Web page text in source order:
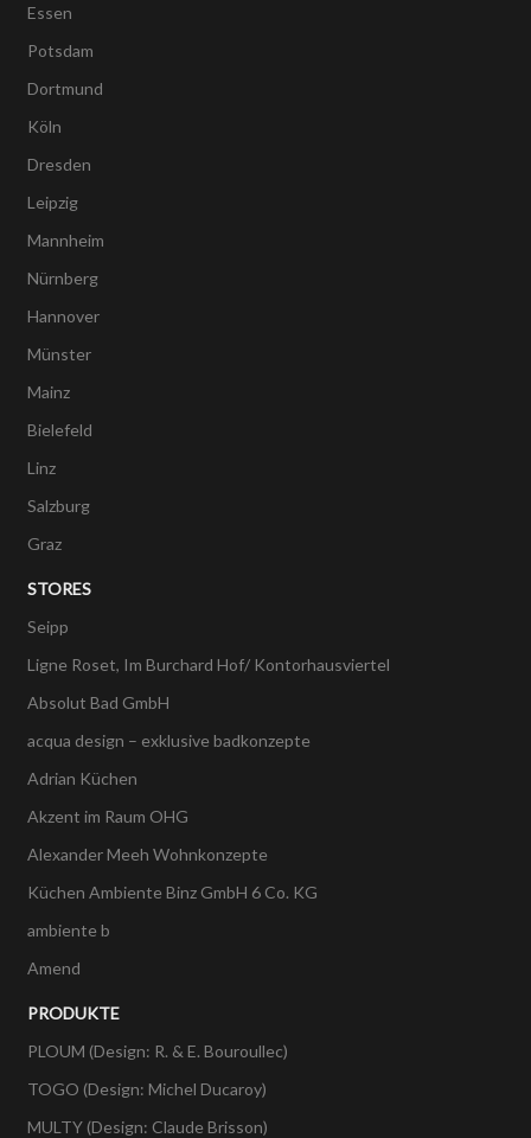
Essen
Potsdam
Dortmund
Köln
Dresden
Leipzig
Mannheim
Nürnberg
Hannover
Münster
Mainz
Bielefeld
Linz
Salzburg
Graz
STORES
Seipp
Ligne Roset, Im Burchard Hof/ Kontorhausviertel
Absolut Bad GmbH
acqua design – exklusive badkonzepte
Adrian Küchen
Akzent im Raum OHG
Alexander Meeh Wohnkonzepte
Küchen Ambiente Binz GmbH 6 Co. KG
ambiente b
Amend
PRODUKTE
PLOUM (Design: R. & E. Bouroullec)
TOGO (Design: Michel Ducaroy)
MULTY (Design: Claude Brisson)